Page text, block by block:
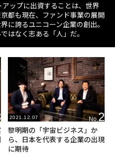
ップに出資することは、世界
都も現在、ファンド事業の展開
に誇るユニコーン企業の創出。
はなく志ある「人」だ。
2021.12.07 No.2
黎明期の「宇宙ビジネス」か
ら、日本を代表する企業の出現
に期待